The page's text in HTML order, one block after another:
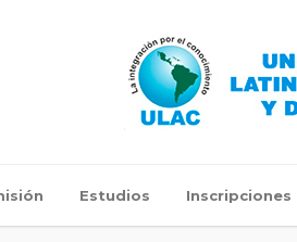
Estudios Inscripciones